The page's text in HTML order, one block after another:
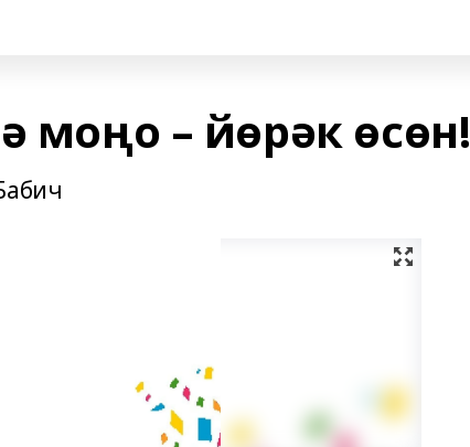
– йөрәк өсөн!